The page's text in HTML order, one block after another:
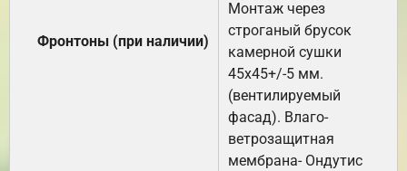
Фронтоны (при наличии)
Монтаж через
строганый брусок
камерной сушки
45х45+/-5 мм.
(вентилируемый
фасад). Влаго-
ветрозащитная
мембрана- Ондутис